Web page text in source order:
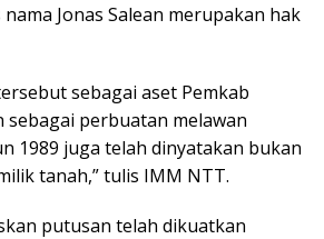
nama Jonas Salean merupakan hak
sebagai aset Pemkab
sebagai perbuatan melawan
1989 juga telah dinyatakan bukan
tanah,” tulis IMM NTT.
putusan telah dikuatkan